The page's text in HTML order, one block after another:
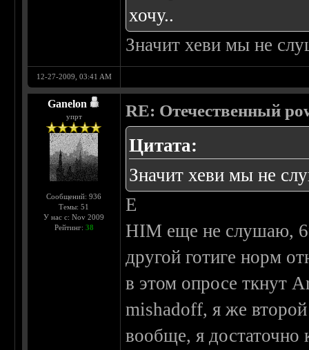
хочу..
Значит хеви мы не
12-27-2009, 03:41 AM
Ganelon
упрт
Сообщений: 936
Темы: 51
У нас с: Nov 2009
Рейтинг: 38
RE: Отечественный
Цитата:
Значит хеви мы не
Е
HIM еще не слушаю,
другой готиге норм
в этом опросе ткнут
mishadoff, я же
вообще, я достаточно